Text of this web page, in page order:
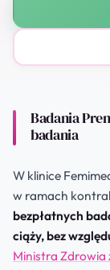
Badania
badania
W klinice
w ramach
bezpłatnych
ciąży, bez
Ministra Zdrowia